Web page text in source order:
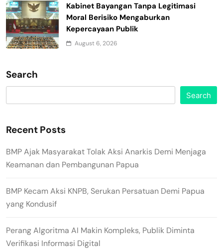
Kabinet Bayangan Tanpa Legitimasi
Moral Berisiko Mengaburkan
Kepercayaan Publik
August 6, 2026
Search
Search
Recent Posts
BMP Ajak Masyarakat Tolak Aksi Anarkis Demi Menjaga
Keamanan dan Pembangunan Papua
BMP Kecam Aksi KNPB, Serukan Persatuan Demi Papua
yang Kondusif
Perang Algoritma AI Makin Kompleks, Publik Diminta
Verifikasi Informasi Digital